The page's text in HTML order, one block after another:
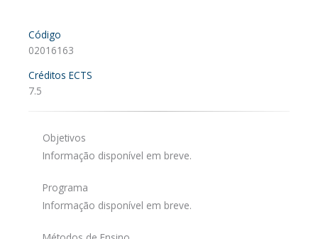
Código
02016163
Créditos ECTS
7.5
Objetivos
Informação disponível em breve.
Programa
Informação disponível em breve.